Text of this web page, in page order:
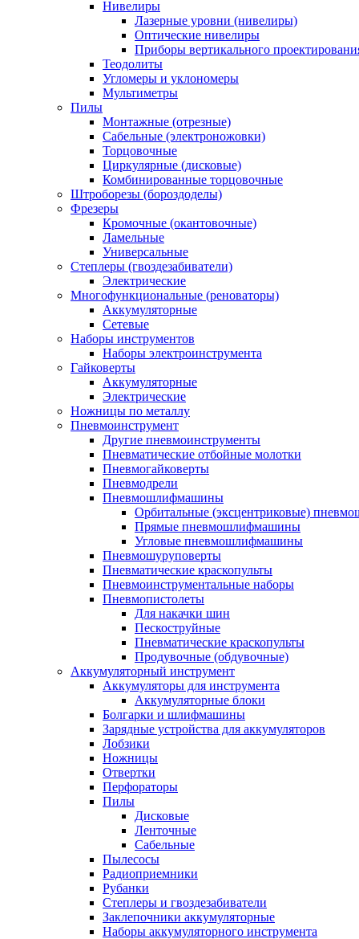
Нивелиры
Лазерные уровни (нивелиры)
Оптические нивелиры
Приборы вертикального
Теодолиты
Угломеры и уклономеры
Мультиметры
Пилы
Монтажные (отрезные)
Сабельные (электроножовки)
Торцовочные
Циркулярные (дисковые)
Комбинированные торцовочные
Штроборезы (бороздоделы)
Фрезеры
Кромочные (окантовочные)
Ламельные
Универсальные
Степлеры (гвоздезабиватели)
Электрические
Многофункциональные (реноваторы)
Аккумуляторные
Сетевые
Наборы инструментов
Наборы электроинструмента
Гайковерты
Аккумуляторные
Электрические
Ножницы по металлу
Пневмоинструмент
Другие пневмоинструменты
Пневматические отбойные молотки
Пневмогайковерты
Пневмодрели
Пневмошлифмашины
Орбитальные (эксцентриковые)
Прямые пневмошлифмашины
Угловые пневмошлифмашины
Пневмошуруповерты
Пневматические краскопульты
Пневмоинструментальные наборы
Пневмопистолеты
Для накачки шин
Пескоструйные
Пневматические краскопульты
Продувочные (обдувочные)
Аккумуляторный инструмент
Аккумуляторы для инструмента
Аккумуляторные блоки
Болгарки и шлифмашины
Зарядные устройства для аккумуляторов
Лобзики
Ножницы
Отвертки
Перфораторы
Пилы
Дисковые
Ленточные
Сабельные
Пылесосы
Радиоприемники
Рубанки
Степлеры и гвоздезабиватели
Заклепочники аккумуляторные
Наборы аккумуляторного инструмента